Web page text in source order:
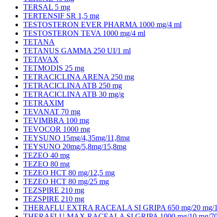
TERSAL 5 mg
TERTENSIF SR 1,5 mg
TESTOSTERON EVER PHARMA 1000 mg/4 ml
TESTOSTERON TEVA 1000 mg/4 ml
TETANA
TETANUS GAMMA 250 UI/1 ml
TETAVAX
TETMODIS 25 mg
TETRACICLINA ARENA 250 mg
TETRACICLINA ATB 250 mg
TETRACICLINA ATB 30 mg/g
TETRAXIM
TEVANAT 70 mg
TEVIMBRA 100 mg
TEVOCOR 1000 mg
TEYSUNO 15mg/4,35mg/11,8mg
TEYSUNO 20mg/5,8mg/15,8mg
TEZEO 40 mg
TEZEO 80 mg
TEZEO HCT 80 mg/12,5 mg
TEZEO HCT 80 mg/25 mg
TEZSPIRE 210 mg
TEZSPIRE 210 mg
THERAFLU EXTRA RACEALA SI GRIPA 650 mg/20 mg/